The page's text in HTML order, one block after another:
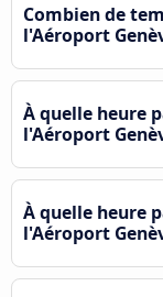
Combien de
l'Aéroport
À quelle heure
l'Aéroport
À quelle heure
l'Aéroport